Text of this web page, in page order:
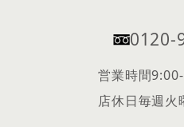
0120-
営業時間
店休日毎週火